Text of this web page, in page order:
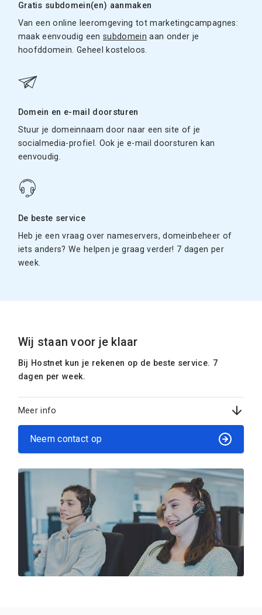
Gratis subdomein(en) aanmaken
Van een online leeromgeving tot marketingcampagnes:
maak eenvoudig eensubdomein aan onder je
hoofddomein. Geheel kosteloos.
Domein en e-mail doorsturen
Stuur je domeinnaam door naar een site of je
socialmedia-profiel. Ook je e-mail doorsturen kan
eenvoudig.
De beste service
Heb je een vraag over nameservers, domeinbeheer of
iets anders? We helpen je graag verder! 7 dagen per
week.
Wij staan voor je klaar
Bij Hostnet kun je rekenen op de beste service. 7
dagen per week.
Meer info
Neem contact op